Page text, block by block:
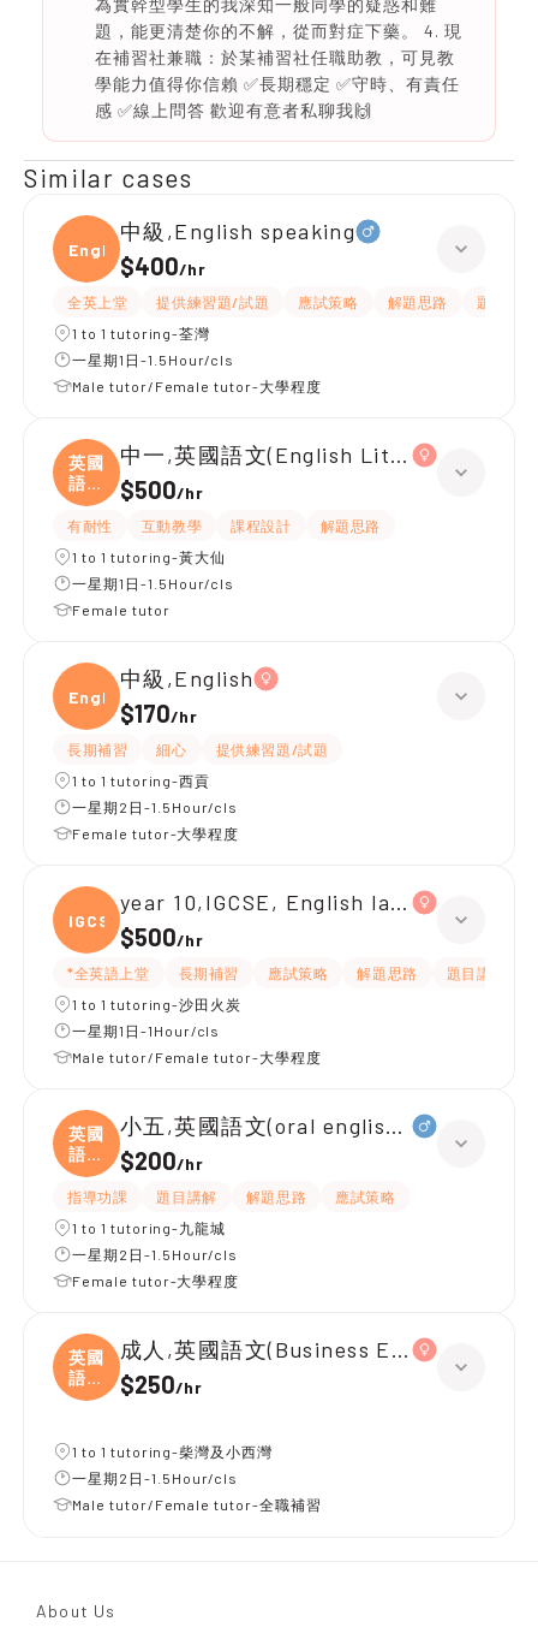
為實幹型學生的我深知一般同學的疑惑和難
題，能更清楚你的不解，從而對症下藥。 4. 現
在補習社兼職：於某補習社任職助教，可見教
學能力值得你信賴 ✅長期穩定 ✅守時、有責任
感 ✅線上問答 歡迎有意者私聊我🙌
Similar cases
Engli
中級,English speaking
$400/hr
全英上堂 提供練習題/試題 應試策略 解題思路
題目講解
1 to 1 tutoring-荃灣
一星期1日-1.5Hour/cls
Male tutor/Female tutor-大學程度
英國
語文
(
中一,英國語文(English Literature)
$500/hr
有耐性 互動教學 課程設計
解題思路
1 to 1 tutoring-黃大仙
一星期1日-1.5Hour/cls
Female tutor
Engli
中級,English
$170/hr
長期補習 細心
提供練習題/試題
1 to 1 tutoring-西貢
一星期2日-1.5Hour/cls
Female tutor-大學程度
IGCSE
year 10,IGCSE, English language and
$500/hr
*全英語上堂 長期補習 應試策略 解題思路 題目講解
1 to 1 tutoring-沙田火炭
一星期1日-1Hour/cls
Male tutor/Female tutor-大學程度
英國
語文
(
小五,英國語文(oral english 為主)
$200/hr
指導功課 題目講解 解題思路
應試策略
1 to 1 tutoring-九龍城
一星期2日-1.5Hour/cls
Female tutor-大學程度
英國
語文
(
成人,英國語文(Business English)
$250/hr
1 to 1 tutoring-柴灣及小西灣
一星期2日-1.5Hour/cls
Male tutor/Female tutor-全職補習
About Us